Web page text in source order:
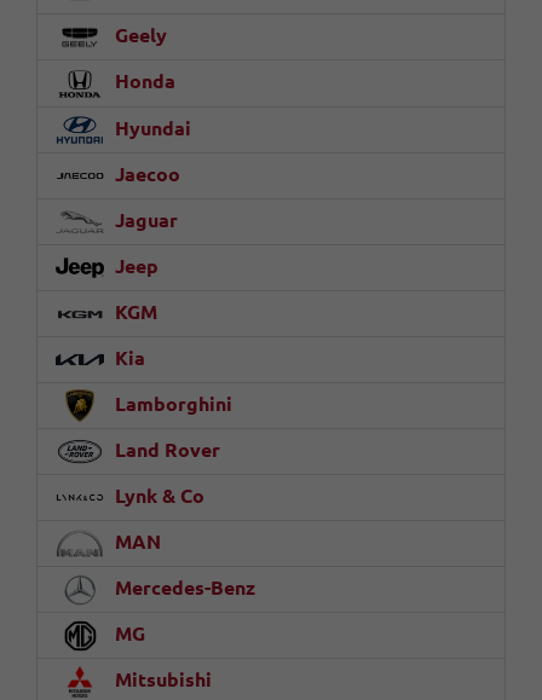
Geely
Honda
Hyundai
Jaecoo
Jaguar
Jeep
KGM
Kia
Lamborghini
Land Rover
Lynk & Co
MAN
Mercedes-Benz
MG
Mitsubishi